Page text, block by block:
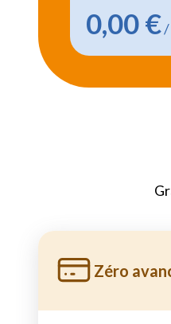
0,00 €/
Zéro